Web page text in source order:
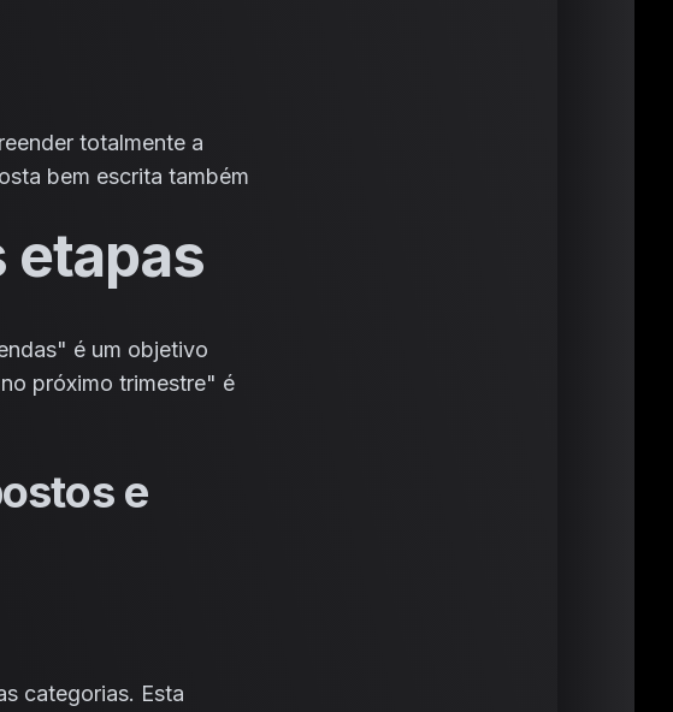
totalmente a
bem escrita também
etapas
é um objetivo
próximo trimestre" é
e
categorias. Esta